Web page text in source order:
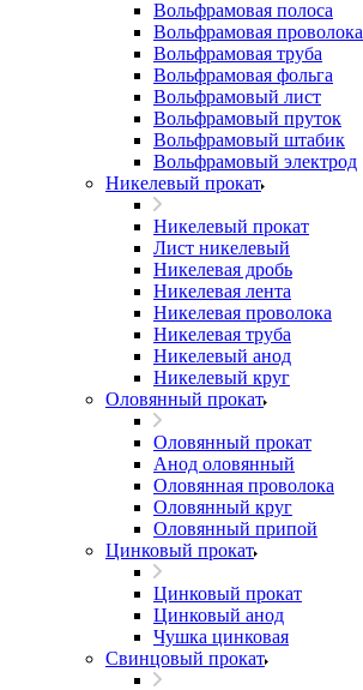
Вольфрамовая полоса
Вольфрамовая проволока
Вольфрамовая труба
Вольфрамовая фольга
Вольфрамовый лист
Вольфрамовый пруток
Вольфрамовый штабик
Вольфрамовый электрод
Никелевый прокат
Никелевый прокат
Лист никелевый
Никелевая дробь
Никелевая лента
Никелевая проволока
Никелевая труба
Никелевый анод
Никелевый круг
Оловянный прокат
Оловянный прокат
Анод оловянный
Оловянная проволока
Оловянный круг
Оловянный припой
Цинковый прокат
Цинковый прокат
Цинковый анод
Чушка цинковая
Свинцовый прокат